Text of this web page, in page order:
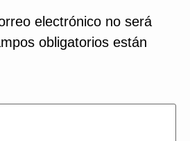
electrónico no será
obligatorios están